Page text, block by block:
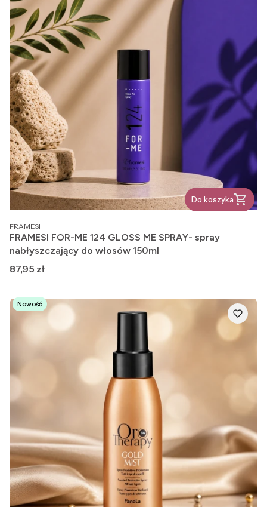
Do koszyka
PRODUCENT
FRAMESI
FRAMESI FOR-ME 124 GLOSS ME SPRAY- spray
nabłyszczający do włosów 150ml
Cena
87,95 zł
Nowość